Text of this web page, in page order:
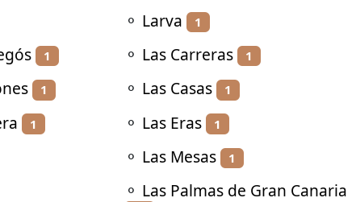
1
1
1
⚬ Larva 1
⚬ Las Carreras 1
⚬ Las Casas 1
⚬ Las Eras 1
⚬ Las Mesas 1
⚬ Las Palmas de Gran Canaria